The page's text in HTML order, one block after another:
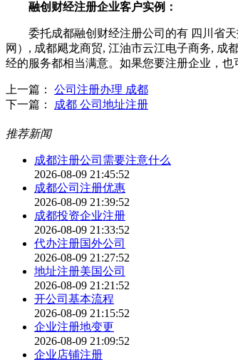
融创财经注册企业客户实例：
委托成都融创财经注册公司的有 四川省天
网）, 成都飓龙商贸, 江油市云江电子商务, 成
经的服务都相当满意。如果您要注册企业，
上一篇： 公司注册办理 成都
下一篇：
成都 公司地址注册
推荐新闻
成都注册公司需要注意什么
2026-08-09 21:45:52
成都公司注册优惠
2026-08-09 21:39:52
成都投资企业注册
2026-08-09 21:33:52
代办注册国外公司
2026-08-09 21:27:52
地址注册美国公司
2026-08-09 21:21:52
开公司基本流程
2026-08-09 21:15:52
企业注册地变更
2026-08-09 21:09:52
企业店铺注册